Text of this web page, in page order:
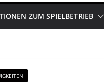
ZUM SPIELBETRIEB